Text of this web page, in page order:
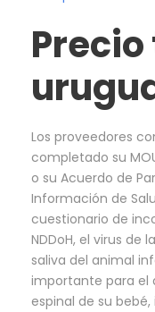
Los proveedores
completado su
o su Acuerdo de
Información de
cuestionario de
NDDoH, el virus de
saliva del animal
importante para el
espinal de su